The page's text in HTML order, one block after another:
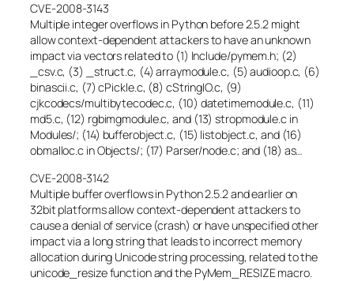
CVE-2008-3143
Multiple integer overflows in Python before 2.5.2 might
allow context-dependent attackers to have an unknown
impact via vectors related to (1) Include/pymem.h; (2)
_csv.c, (3) _struct.c, (4) arraymodule.c, (5) audioop.c, (6)
binascii.c, (7) cPickle.c, (8) cStringIO.c, (9)
cjkcodecs/multibytecodec.c, (10) datetimemodule.c, (11)
md5.c, (12) rgbimgmodule.c, and (13) stropmodule.c in
Modules/; (14) bufferobject.c, (15) listobject.c, and (16)
obmalloc.c in Objects/; (17) Parser/node.c; and (18) as…
CVE-2008-3142
Multiple buffer overflows in Python 2.5.2 and earlier on
32bit platforms allow context-dependent attackers to
cause a denial of service (crash) or have unspecified other
impact via a long string that leads to incorrect memory
allocation during Unicode string processing, related to the
unicode_resize function and the PyMem_RESIZE macro.